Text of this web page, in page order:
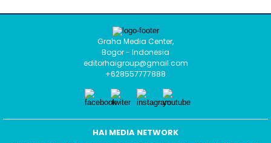
Graha Media Center,
Bogor - Indonesia
editorhaigroup@gmail.com
+628557777888
HAI MEDIA NETWORK